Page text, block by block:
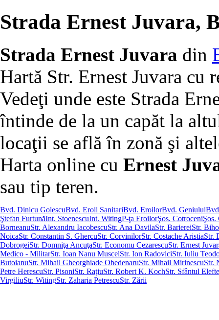
Strada Ernest Juvara,
Strada Ernest Juvara din
Hartă Str. Ernest Juvara cu
Vedeţi unde este Strada
întinde de la un capăt la
locaţii se află în zonă şi
Harta online cu Ernest
sau tip teren.
Bvd. Dinicu GolescuBvd. Eroii SanitariBvd. EroilorBvd. Geniului
Ştefan FurtunăInt. StoenescuInt. WitingP-ţa EroilorŞos. CotroceniŞos.
BorneanuStr. Alexandru IacobescuStr. Ana DavilaStr. BariereiStr.
NoicaStr. Constantin S. GhercuStr. CorvinilorStr. Costache AristiaStr.
DobrogeiStr. Domniţa AncuţaStr. Economu CezarescuStr. Ernest
Medico - MilitarStr. Ioan Nanu MuscelStr. Ion RadoviciStr. Iuliu
ButoianuStr. Mihail Gheorghiade ObedenaruStr. Mihail MirinescuStr.
Petre HerescuStr. PisoniStr. RaţiuStr. Robert K. KochStr. Sfântul
VirgiliuStr. WitingStr. Zaharia PetrescuStr. Zării